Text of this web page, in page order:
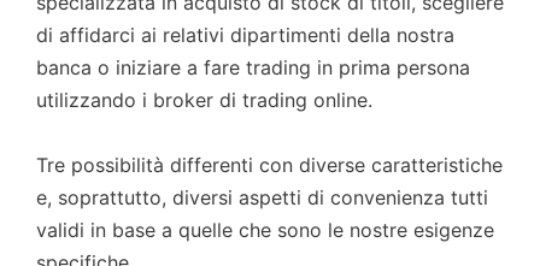
di affidarci ai relativi dipartimenti della nostra
banca o iniziare a fare trading in prima persona
utilizzando i broker di trading online.
Tre possibilità differenti con diverse caratteristiche
e, soprattutto, diversi aspetti di convenienza tutti
validi in base a quelle che sono le nostre esigenze